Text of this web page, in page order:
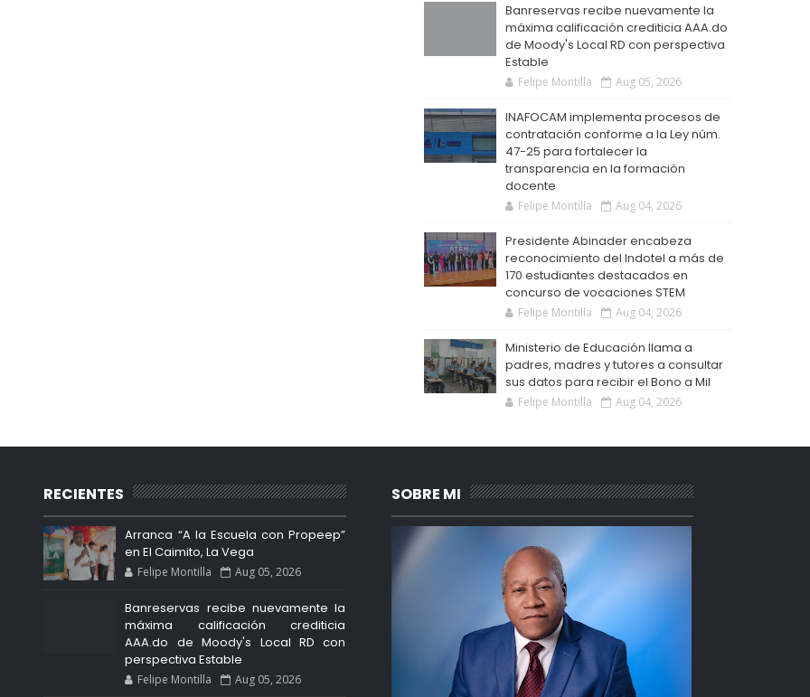
Banreservas recibe nuevamente la
máxima calificación crediticia AAA.do
de Moody's Local RD con perspectiva
Estable
Felipe Montilla Aug 05, 2026
INAFOCAM implementa procesos de
contratación conforme a la Ley núm.
47-25 para fortalecer la
transparencia en la formación
docente
Felipe Montilla Aug 04, 2026
Presidente Abinader encabeza
reconocimiento del Indotel a más de
170 estudiantes destacados en
concurso de vocaciones STEM
Felipe Montilla Aug 04, 2026
Ministerio de Educación llama a
padres, madres y tutores a consultar
sus datos para recibir el Bono a Mil
Felipe Montilla Aug 04, 2026
RECIENTES
Arranca “A la Escuela con Propeep”
en El Caimito, La Vega
Felipe Montilla Aug 05, 2026
Banreservas recibe nuevamente la
máxima calificación crediticia
AAA.do de Moody's Local RD con
perspectiva Estable
Felipe Montilla Aug 05, 2026
SOBRE MI